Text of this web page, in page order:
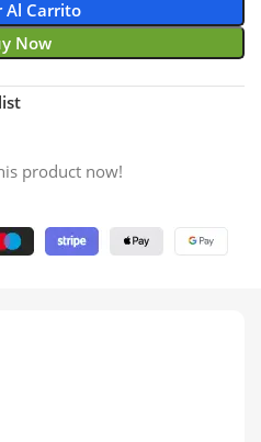
Al Carrito
Now
product now!